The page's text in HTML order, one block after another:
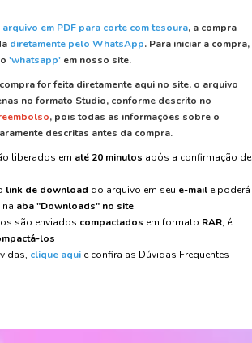
em PDF para corte com tesoura, a compra
diretamente pelo WhatsApp. Para iniciar a compra,
'whatsapp' em nosso site.
for feita diretamente aqui no site, o arquivo
no formato Studio, conforme descrito no
, pois todas as informações sobre o
descritas antes da compra.
liberados em até 20 minutos após a confirmação de
link de download do arquivo em seu e-mail e poderá
aba "Downloads" no site
são enviados compactados em formato RAR, é
los
clique aqui e confira as Dúvidas Frequentes